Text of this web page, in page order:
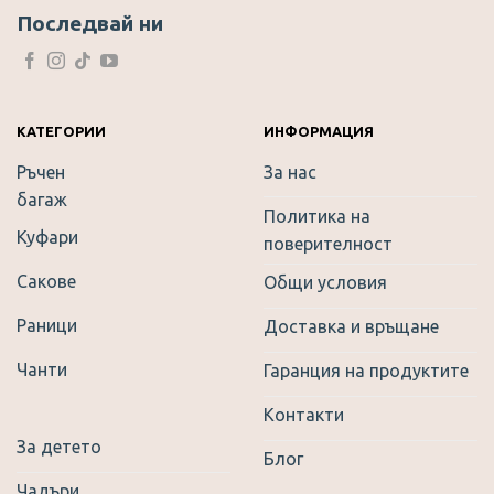
The
may
on
product
page
Последвай ни
КАТЕГОРИИ
Ръчен
багаж
Куфари
Сакове
Раници
Чанти
За детето
ИНФОРМАЦИЯ
За нас
Политика на
поверителност
Общи условия
Доставка и връщане
Гаранция на продуктите
Контакти
Блог